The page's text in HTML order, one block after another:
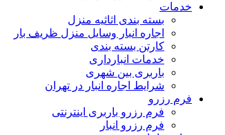
خدمات
بسته بندی اثاثیه منزل
اجاره انبار وسایل منزل ظریف بار
کارتن بسته بندی
خدمات انبارداری
باربری بین شهری
شرایط اجاره انبار در تهران
فرم رزرو
فرم رزرو باربری اینترنتی
فرم رزرو انبار